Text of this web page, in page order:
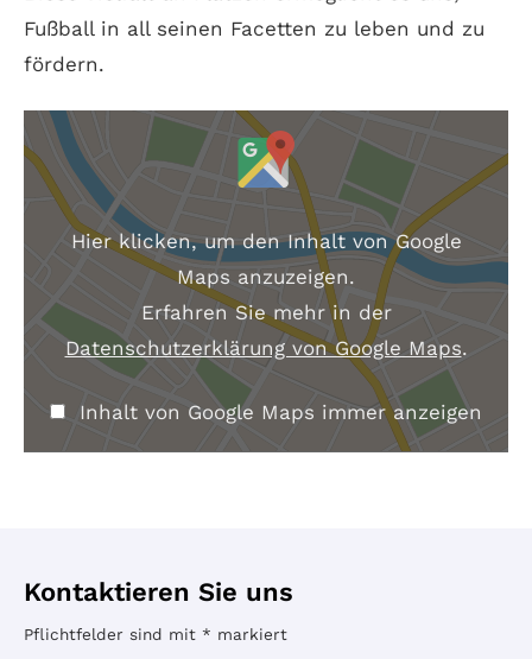
Fußball in all seinen Facetten zu leben und zu
fördern.
n
h
v
G
o
e
Hier klicken, um den Inhalt von Google
Maps anzuzeigen.
Erfahren Sie mehr in der
Datenschutzerklärung von Google Maps.
Inhalt von Google Maps immer anzeigen
Kontaktieren Sie uns
Pflichtfelder sind mit * markiert